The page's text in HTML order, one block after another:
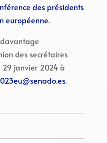
des présidents
européenne.
des secrétaires
janvier 2024 à
.